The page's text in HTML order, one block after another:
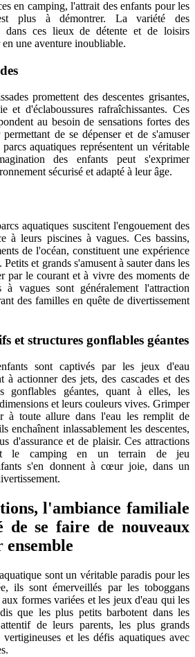
en camping, l'attrait des enfants pour les
plus à démontrer. La variété des
dans ces lieux de détente et de loisirs
une aventure inoubliable.
promettent des descentes grisantes,
et d'éclaboussures rafraîchissantes. Ces
au besoin de sensations fortes des
de se dépenser et de s'amuser
aquatiques représentent un véritable
des enfants peut s'exprimer
sécurisé et adapté à leur âge.
aquatiques suscitent l'engouement des
à leurs piscines à vagues. Ces bassins,
de l'océan, constituent une expérience
et grands s'amusent à sauter dans les
par le courant et à vivre des moments de
à vagues sont généralement l'attraction
des familles en quête de divertissement
et structures gonflables géantes
sont captivés par les jeux d'eau
actionner des jets, des cascades et des
gonflables géantes, quant à elles, les
et leurs couleurs vives. Grimper
à toute allure dans l'eau les remplit de
enchaînent inlassablement les descentes,
d'assurance et de plaisir. Ces attractions
le camping en un terrain de jeu
s'en donnent à cœur joie, dans un
l'ambiance familiale
de se faire de nouveaux
ensemble
sont un véritable paradis pour les
ils sont émerveillés par les toboggans
formes variées et les jeux d'eau qui les
que les plus petits barbotent dans les
de leurs parents, les plus grands
vertigineuses et les défis aquatiques avec